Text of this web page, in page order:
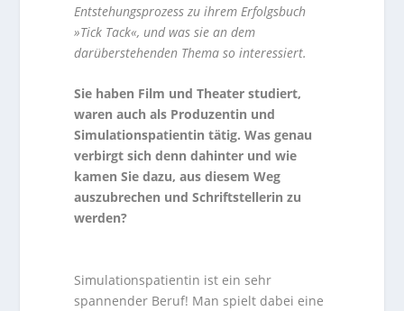
Entstehungsprozess zu ihrem Erfolgsbuch
»Tick Tack«, und was sie an dem
darüberstehenden Thema so interessiert.
Sie haben Film und Theater studiert,
waren auch als Produzentin und
Simulationspatientin tätig. Was genau
verbirgt sich denn dahinter und wie
kamen Sie dazu, aus diesem Weg
auszubrechen und Schriftstellerin zu
werden?
Simulationspatientin ist ein sehr
spannender Beruf! Man spielt dabei eine